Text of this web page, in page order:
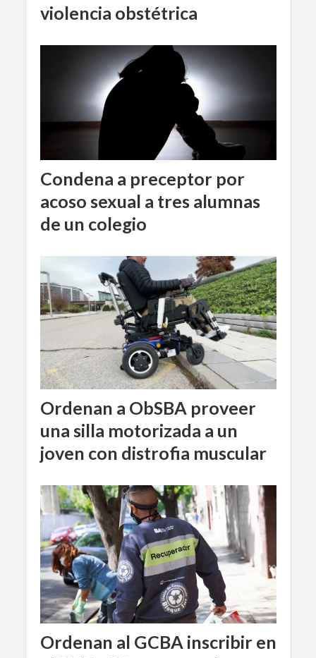
violencia obstétrica
Condena a preceptor por
acoso sexual a tres alumnas
de un colegio
Ordenan a ObSBA proveer
una silla motorizada a un
joven con distrofia muscular
Ordenan al GCBA inscribir en